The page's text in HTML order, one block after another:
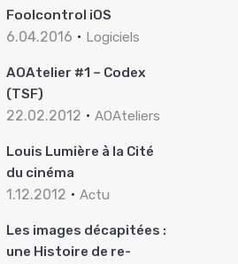
Foolcontrol iOS
6.04.2016 Logiciels
AOAtelier #1 – Codex
(TSF)
22.02.2012 AOAteliers
Louis Lumière à la Cité
du cinéma
1.12.2012 Actu
Les images décapitées :
une Histoire de re-